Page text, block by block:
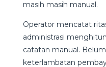
masih masih manual.
Operator mencatat
administrasi
catatan manual.
keterlambatan